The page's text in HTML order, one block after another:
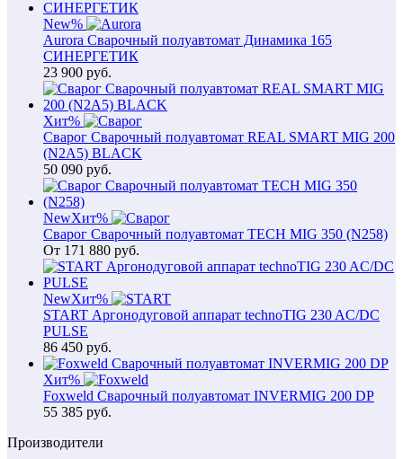
New%
Aurora Сварочный полуавтомат Динамика 165
СИНЕРГЕТИК
23 900 руб.
Хит%
Сварог Сварочный полуавтомат REAL SMART MIG 200
(N2A5) BLACK
50 090 руб.
NewХит%
Сварог Сварочный полуавтомат TECH MIG 350 (N258)
От 171 880 руб.
NewХит%
START Аргонодуговой аппарат technoTIG 230 AC/DC
PULSE
86 450 руб.
Хит%
Foxweld Сварочный полуавтомат INVERMIG 200 DP
55 385 руб.
Производители